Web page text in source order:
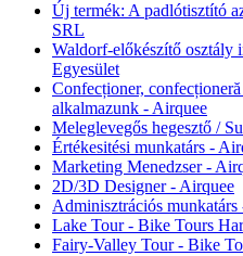
Új termék: A padlótisztító
SRL
Waldorf-előkészítő osztály
Egyesület
Confecționer,
alkalmazunk - Airquee
Meleglevegős hegesztő /
Értékesitési munkatárs -
Marketing Menedzser -
2D/3D Designer - Airquee
Adminisztrációs munkatárs
Lake Tour - Bike Tours
Fairy-Valley Tour - Bike